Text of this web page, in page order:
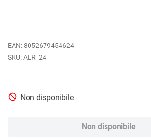
EAN: 8052679454624
ALR_24
Non disponibile
Non disponibile